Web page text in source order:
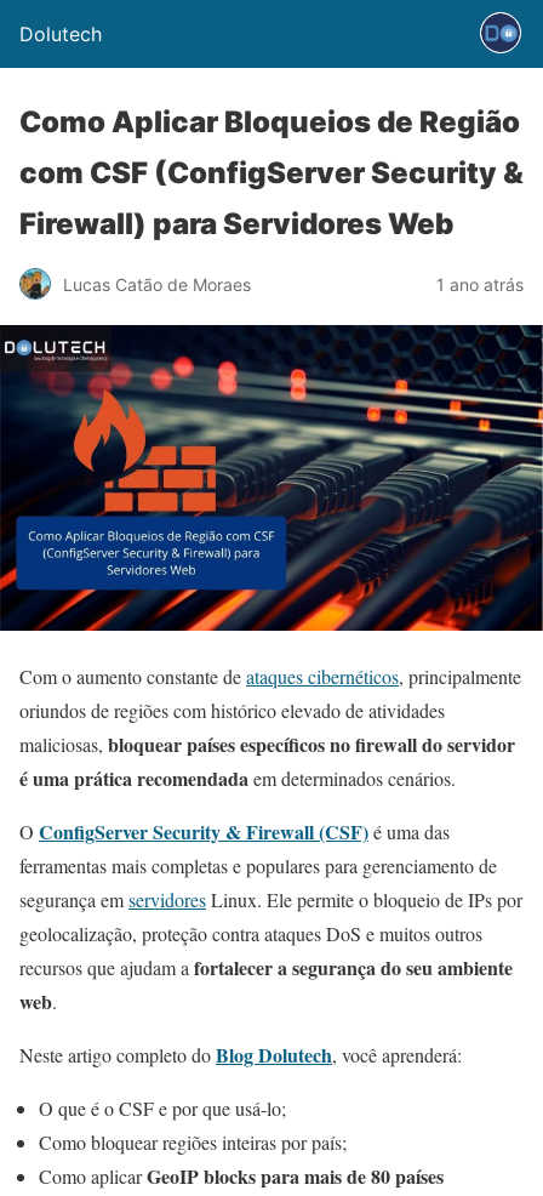
Dolutech
Como Aplicar Bloqueios de Região
com CSF (ConfigServer Security &
Firewall) para Servidores Web
Lucas Catão de Moraes 1 ano atrás
Com o aumento constante deataques cibernéticos, principalmente
oriundos de regiões com histórico elevado de atividades
maliciosas, bloquear países específicos no firewall do servidor
é uma prática recomendadaem determinados cenários.
O ConfigServer Security & Firewall (CSF)é uma das
ferramentas mais completas e populares para gerenciamento de
segurança emservidoresLinux. Ele permite o bloqueio de IPs por
geolocalização, proteção contra ataques DoS e muitos outros
recursos que ajudam a fortalecer a segurança do seu ambiente
web.
Neste artigo completo doBlog Dolutech, você aprenderá:
O que é o CSF e por que usá-lo;
Como bloquear regiões inteiras por país;
Como aplicarGeoIP blocks para mais de 80 países